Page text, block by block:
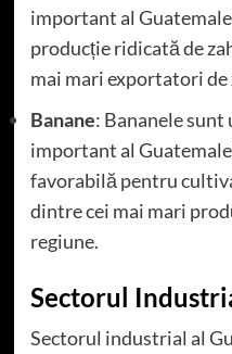
important al
producție ridicată de
mai mari exportatori de
Banane: Bananele sunt
important al
favorabilă pentru
dintre cei mai mari
regiune.
Sectorul
Sectorul industrial al